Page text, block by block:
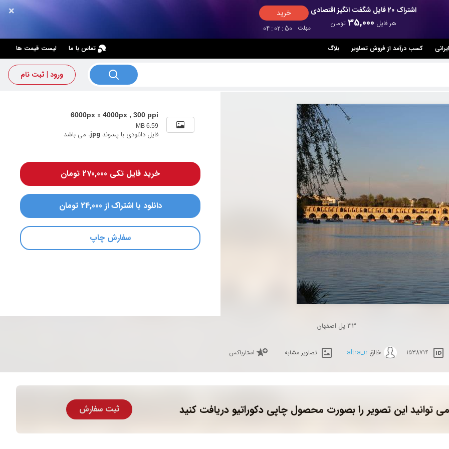
× اشتراک 20 فایل شگفت انگیز اقتصادی
هر فایل 35,000تومان
خرید
مهلت 04:02:49
کسب درآمد از فروش تصاویر بلاگ تماس با ما لیست قیمت ها
ورود | ثبت نام
6000px x 4000px , 300 ppi
6.59 MB
فایل دانلودی با پسوند .jpg می باشد
خرید فایل تکی 270,000 تومان
دانلود با اشتراک از 24,000 تومان
سفارش چاپ
33 پل اصفهان
1538714 خالقaltra_ir تصاویر مشابه استارباکس
توانید این تصویر را بصورت محصول چاپی دکوراتیو دریافت کنید ثبت سفارش
×